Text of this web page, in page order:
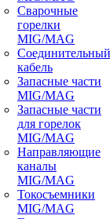
Сварочные
горелки
MIG/MAG
Соединительный
кабель
Запасные части
MIG/MAG
Запасные части
для горелок
MIG/MAG
Направляющие
каналы
MIG/MAG
Токосъемники
MIG/MAG